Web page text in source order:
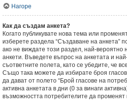
Нагоре
Как да създам анкета?
Когато публикувате нова тема или
изберете раздела “Създаване на анкета”
ако не виждате този раздел, най-вероятно
анкети. Въведете въпрос на анкетата и
съответните полета, като се убедите, че
Също така можете да избирате броя
да дават от полето “Брой гласове на
активна анкетата в дни (0 за винаги
възможността потребителите да променят